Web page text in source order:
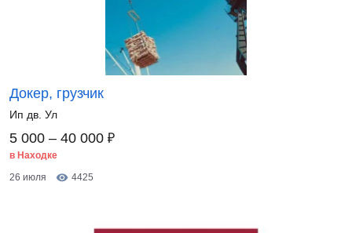
Докер, грузчик
Ип дв. Ул
5 000 – 40 000 ₽
в Находке
26 июля
4425